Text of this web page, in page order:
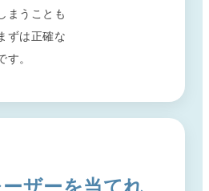
まうことも
ずは正確な
す。
ザーを当てれ